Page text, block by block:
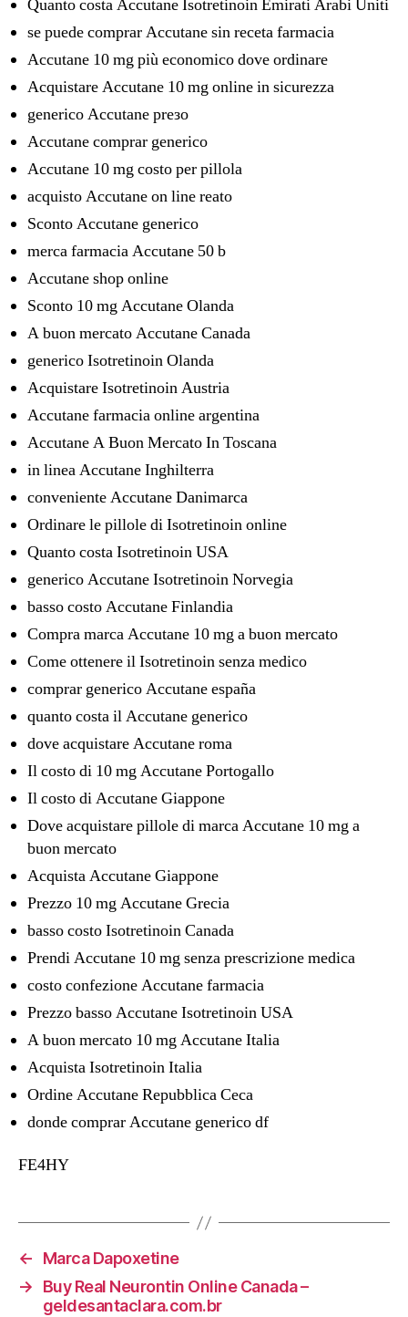
Quanto costa Accutane Isotretinoin Emirati Arabi Uniti
se puede comprar Accutane sin receta farmacia
Accutane 10 mg più economico dove ordinare
Acquistare Accutane 10 mg online in sicurezza
generico Accutane preзo
Accutane comprar generico
Accutane 10 mg costo per pillola
acquisto Accutane on line reato
Sconto Accutane generico
merca farmacia Accutane 50 b
Accutane shop online
Sconto 10 mg Accutane Olanda
A buon mercato Accutane Canada
generico Isotretinoin Olanda
Acquistare Isotretinoin Austria
Accutane farmacia online argentina
Accutane A Buon Mercato In Toscana
in linea Accutane Inghilterra
conveniente Accutane Danimarca
Ordinare le pillole di Isotretinoin online
Quanto costa Isotretinoin USA
generico Accutane Isotretinoin Norvegia
basso costo Accutane Finlandia
Compra marca Accutane 10 mg a buon mercato
Come ottenere il Isotretinoin senza medico
comprar generico Accutane españa
quanto costa il Accutane generico
dove acquistare Accutane roma
Il costo di 10 mg Accutane Portogallo
Il costo di Accutane Giappone
Dove acquistare pillole di marca Accutane 10 mg a
buon mercato
Acquista Accutane Giappone
Prezzo 10 mg Accutane Grecia
basso costo Isotretinoin Canada
Prendi Accutane 10 mg senza prescrizione medica
costo confezione Accutane farmacia
Prezzo basso Accutane Isotretinoin USA
A buon mercato 10 mg Accutane Italia
Acquista Isotretinoin Italia
Ordine Accutane Repubblica Ceca
donde comprar Accutane generico df
FE4HY
←
Marca Dapoxetine
→
Buy Real Neurontin Online Canada –
geldesantaclara.com.br